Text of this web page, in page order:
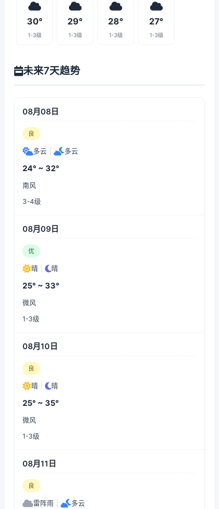
30°
1-3级
29°
1-3级
28°
1-3级
27°
1-3级
未来7天趋势
08月08日
良
多云 多云
24° ~ 32°
南风
3-4级
08月09日
优
晴 晴
25° ~ 33°
微风
1-3级
08月10日
良
晴 晴
25° ~ 35°
微风
1-3级
08月11日
良
雷阵雨 多云